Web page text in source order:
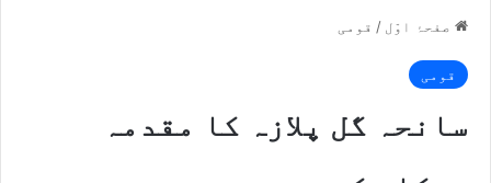
صفحۂ اوّل / قومی
قومی
سانحہ گل پلازہ کا مقدمہ